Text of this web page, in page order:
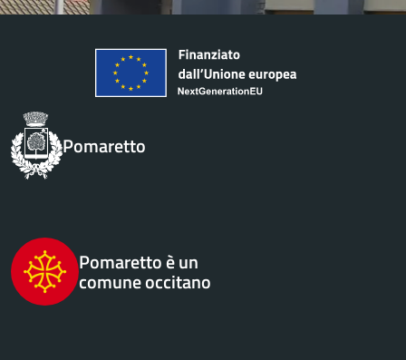
Pomaretto
Pomaretto è un
comune occitano